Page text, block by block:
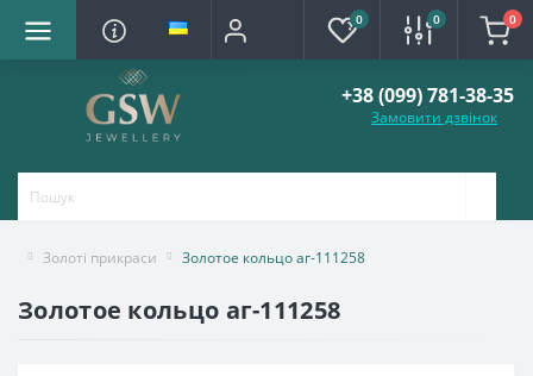
0 0 0
+38 (099) 781-38-35
Замовити дзвінок
Золоті прикраси Золотое кольцо аг-111258
Золотое кольцо аг-111258